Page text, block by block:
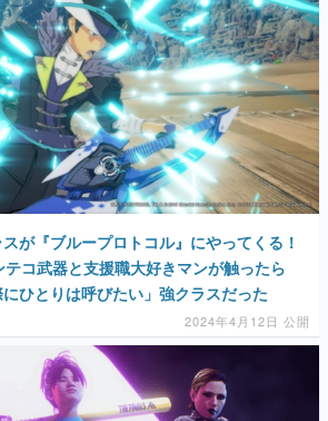
が『ブループロトコル』にやってくる！
コ武器と支援職大好きマンが触ったら
にひとりは呼びたい」強クラスだった
2024年4月12日 公開